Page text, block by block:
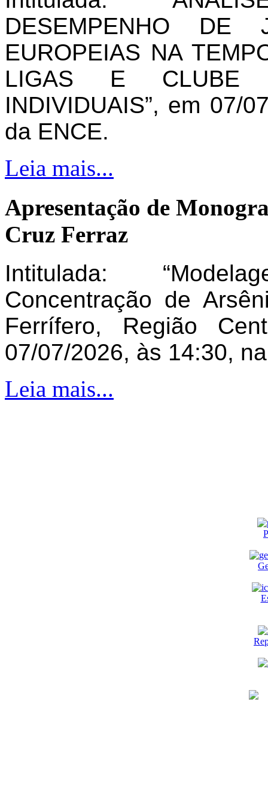
DESEMPENHO DE
EUROPEIAS NA
LIGAS E CLUBE
INDIVIDUAIS”, em 07/
da ENCE.
Leia mais...
Apresentação de
Cruz Ferraz
Intitulada:
Concentração de
Ferrífero, Região
07/07/2026, às 14:30,
Leia mais...